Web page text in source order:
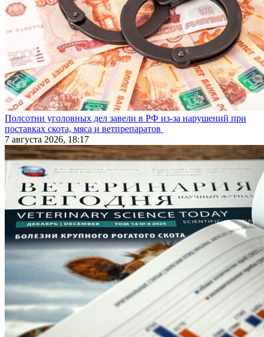
Полсотни уголовных дел завели в РФ из-за нарушений при
поставках скота, мяса и ветпрепаратов
7 августа 2026, 18:17